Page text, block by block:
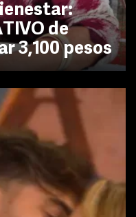
de
3,100 pesos